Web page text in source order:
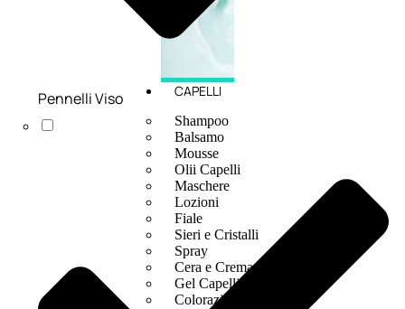
CAPELLI
Shampoo
Balsamo
Mousse
Olii Capelli
Maschere
Lozioni
Fiale
Sieri e Cristalli
Spray
Cera e Crema
Gel Capelli
Colorazione
Pennelli Viso